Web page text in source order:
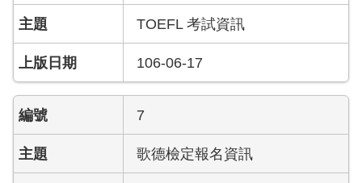
TOEFL 考試資訊
106-06-17
7
歌德檢定報名資訊